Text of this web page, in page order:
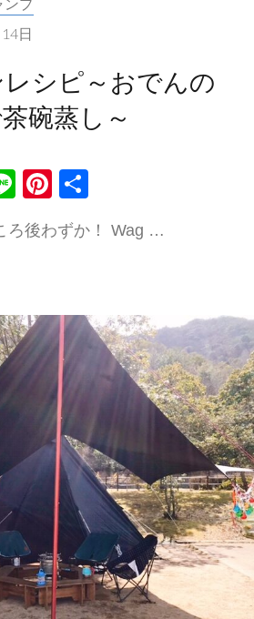
日
シピ～おでんの
碗蒸し～
Li
e
Pi
nt
er
ろ後わずか！ Wag …